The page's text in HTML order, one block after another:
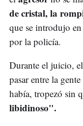
de cristal, la
que se introdujo
por la policía.
Durante el juicio,
pasar entre la
había, tropezó sin
libidinoso".